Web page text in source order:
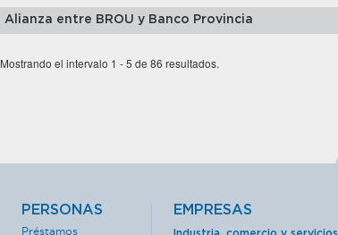
Alianza entre BROU y Banco Provincia
Mostrando el intervalo 1 - 5 de 86 resultados.
PERSONAS
Préstamos
EMPRESAS